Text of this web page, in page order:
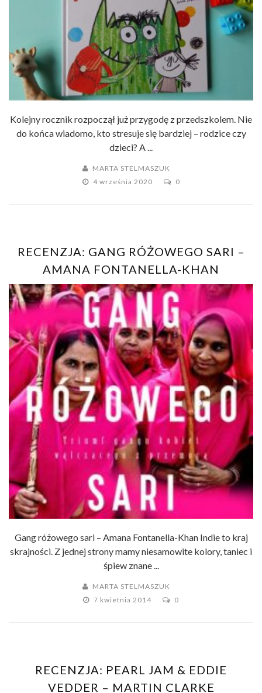
Kolejny rocznik rozpoczął już przygodę z przedszkolem. Nie
do końca wiadomo, kto stresuje się bardziej – rodzice czy
dzieci? A ...
MARTA STELMASZUK
4 września 2020
0
RECENZJA: GANG RÓŻOWEGO SARI –
AMANA FONTANELLA-KHAN
Gang różowego sari – Amana Fontanella-Khan Indie to kraj
skrajności. Z jednej strony mamy niesamowite kolory, taniec i
śpiew znane ...
MARTA STELMASZUK
7 kwietnia 2014
0
RECENZJA: PEARL JAM & EDDIE
VEDDER – MARTIN CLARKE